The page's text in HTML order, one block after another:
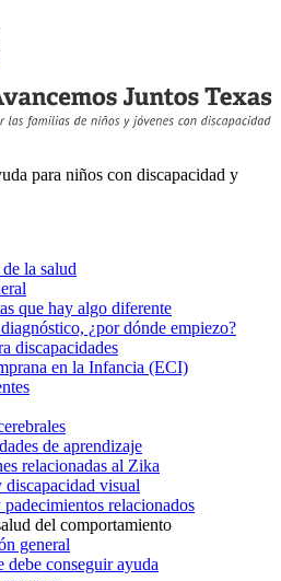
para niños con discapacidad y
la salud
que hay algo diferente
¿por dónde empiezo?
discapacidades
en la Infancia (ECI)
de aprendizaje
relacionadas al Zika
discapacidad visual
relacionados
del comportamiento
general
debe conseguir ayuda